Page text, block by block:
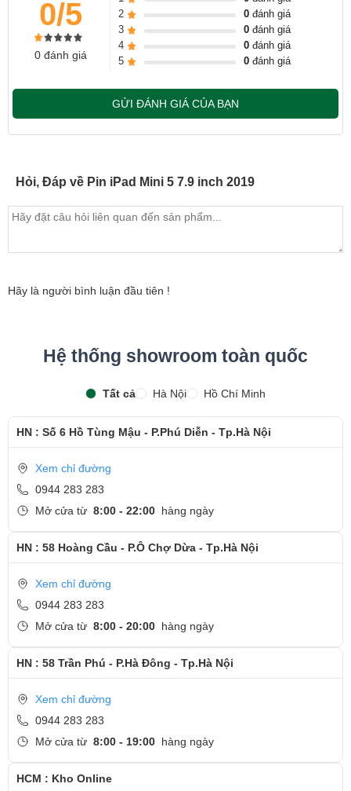
Cảm ơn quý khách đã dành thời gian tham khảo và quan tâm
tới dịch vụ thay Pin iPad tại Ngọc Nguyễn Care
- HotlineCSKH dịch vụ sửa chữa: 0944-283-283
0/5
0 đánh giá
2
0đánh giá
3
0đánh giá
4
0đánh giá
5
0đánh giá
GỬI ĐÁNH GIÁ CỦA BẠN
Hỏi, Đáp về Pin iPad Mini 5 7.9 inch 2019
Hãy là người bình luận đầu tiên !
Hệ thống showroom toàn quốc
Tất cả Hà Nội Hồ Chí Minh
HN : Số 6 Hồ Tùng Mậu - P.Phú Diễn - Tp.Hà Nội
Xem chỉ đường
0944 283 283
Mở cửa từ 8:00 - 22:00 hàng ngày
HN : 58 Hoàng Cầu - P.Ô Chợ Dừa - Tp.Hà Nội
Xem chỉ đường
0944 283 283
Mở cửa từ 8:00 - 20:00 hàng ngày
HN : 58 Trần Phú - P.Hà Đông - Tp.Hà Nội
Xem chỉ đường
0944 283 283
Mở cửa từ 8:00 - 19:00 hàng ngày
HCM : Kho Online